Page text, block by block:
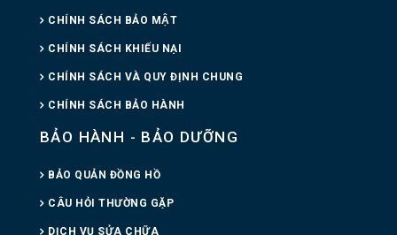
CHÍNH SÁCH BẢO MẬT
CHÍNH SÁCH KHIẾU NẠI
CHÍNH SÁCH VÀ QUY ĐỊNH CHUNG
CHÍNH SÁCH BẢO HÀNH
BẢO HÀNH - BẢO DƯỠNG
BẢO QUẢN ĐỒNG HỒ
CÂU HỎI THƯỜNG GẶP
DỊCH VỤ SỬA CHỮA